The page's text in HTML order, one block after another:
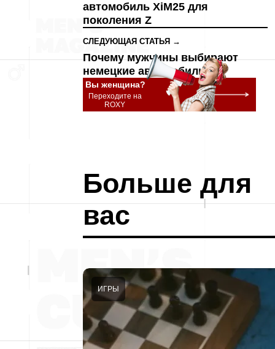
автомобиль XiM25 для
поколения Z
СЛЕДУЮЩАЯ СТАТЬЯ →
Почему мужчины выбирают
немецкие автомобили?
Вы женщина?
Переходите на
ROXY
Больше для
вас
ИГРЫ